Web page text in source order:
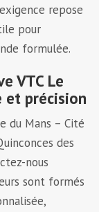
repose
pour
formulée.
VTC Le
et précision
du Mans – Cité
des
nous
sont formés